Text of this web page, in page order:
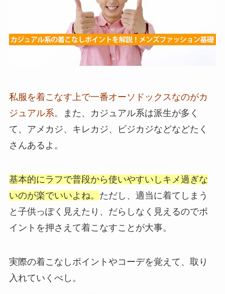
私服を着こなす上で一番オーソドックスなのがカ
ジュアル系。
また、カジュアル系は派生が多く
て、アメカジ、キレカジ、ビジカジなどなどたく
さんあるよ。
基本的にラフで普段から使いやすいしキメ過ぎな
いのが楽でいいよね。 ただし、適当に着てしまう
と子供っぽく見えたり、だらしなく見えるのでポ
イントを押さえて着こなすことが大事。
実際の着こなしポイントやコーデを覚えて、取り
入れていくべし。